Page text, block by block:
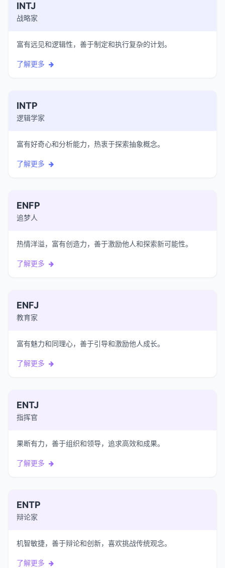
INTJ
战略家
富有远见和逻辑性，善于制定和执行复杂的计划。
了解更多
INTP
逻辑学家
富有好奇心和分析能力，热衷于探索抽象概念。
了解更多
ENFP
追梦人
热情洋溢，富有创造力，善于激励他人和探索新可能性。
了解更多
ENFJ
教育家
富有魅力和同理心，善于引导和激励他人成长。
了解更多
ENTJ
指挥官
果断有力，善于组织和领导，追求高效和成果。
了解更多
ENTP
辩论家
机智敏捷，善于辩论和创新，喜欢挑战传统观念。
了解更多